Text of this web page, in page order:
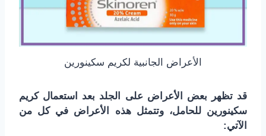
الأعراض الجانبية لكريم سكينورين
قد تظهر بعض الأعراض على الجلد بعد استعمال كريم
سكينورين للحامل، وتتمثل هذه الأعراض في كل من
الآتي: